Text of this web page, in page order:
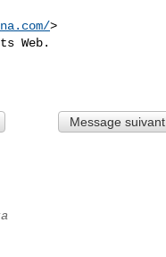
>
Web.
Message suivant